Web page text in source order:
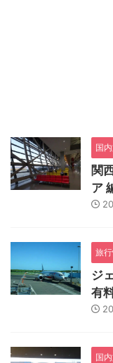
国
関
ア
旅
ジ
有
国